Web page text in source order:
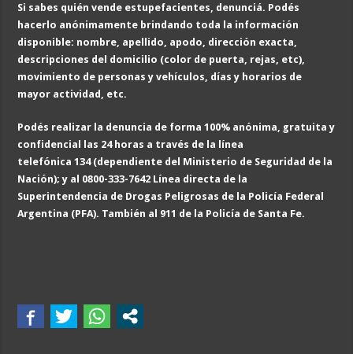
Si sabes quién vende estupefacientes, denunciá. Podés
hacerlo anónimamente brindando toda la información
disponible: nombre, apellido, apodo, dirección exacta,
descripciones del domicilio (color de puerta, rejas, etc),
movimiento de personas y vehículos, días y horarios de
mayor actividad, etc.
Podés realizar la denuncia de forma 100% anónima, gratuita y
confidencial las 24 horas a través de la línea
telefónica 134 (dependiente del Ministerio de Seguridad de la
Nación); y al 0800-333-7642 Línea directa de la
Superintendencia de Drogas Peligrosas de la Policía Federal
Argentina (PFA). También al 911 de la Policía de Santa Fe.